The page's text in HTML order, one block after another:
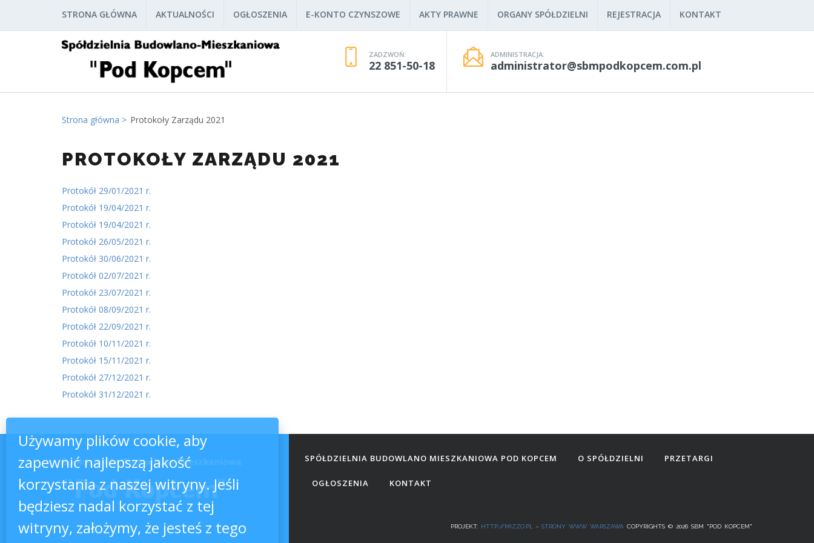
STRONA GŁÓWNA AKTUALNOŚCI OGŁOSZENIA E-KONTO CZYNSZOWE AKTY PRAWNE ORGANY SPÓŁDZIELNI REJESTRACJA KONTAKT
ZADZWOŃ:
22 851-50-18
ADMINISTRACJA:
administrator@sbmpodkopcem.com.pl
Strona główna Protokoły Zarządu 2021
PROTOKOŁY ZARZĄDU 2021
Protokół 29/01/2021 r.
Protokół 19/04/2021 r.
Protokół 19/04/2021 r.
Protokół 26/05/2021 r.
Protokół 30/06/2021 r.
Protokół 02/07/2021 r.
Protokół 23/07/2021 r.
Protokół 08/09/2021 r.
Protokół 22/09/2021 r.
Protokół 10/11/2021 r.
Protokół 15/11/2021 r.
Protokół 27/12/2021 r.
Protokół 31/12/2021 r.
SPÓŁDZIELNIA BUDOWLANO MIESZKANIOWA POD KOPCEM O SPÓŁDZIELNI PRZETARGI
OGŁOSZENIA KONTAKT
PROJEKT: HTTP://MIZZO.PL - STRONY WWW WARSZAWA COPYRIGHTS © 2026 SBM "POD KOPCEM"
Używamy plików cookie, aby
zapewnić najlepszą jakość
korzystania z naszej witryny. Jeśli
będziesz nadal korzystać z tej
witryny, założymy, że jesteś z tego